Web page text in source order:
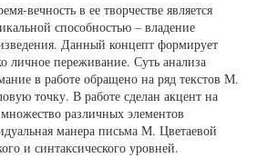
вечность в ее творчестве является
способностью – владение
Данный концепт формирует
личное переживание. Суть анализа
в работе обращено на ряд текстов М.
точку. В работе сделан акцент на
различных элементов
манера письма М. Цветаевой
и синтаксического уровней.